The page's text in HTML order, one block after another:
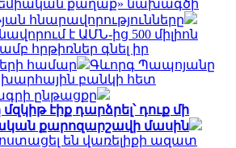
քաղաք» նախագծի
հնարավորությունները
է ԱՄՆ-ից 500 միլիոն
հրթիռներ գնել իր
համար
Գևորգ Պապոյանը
բանկի հետ
ընթացքը
էիք դարձրել՝ դուք մի
քարոզարշավի մասին
են վառելիքի ազատ